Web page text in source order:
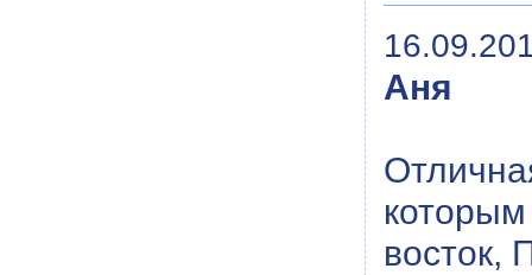
Аня
восток,